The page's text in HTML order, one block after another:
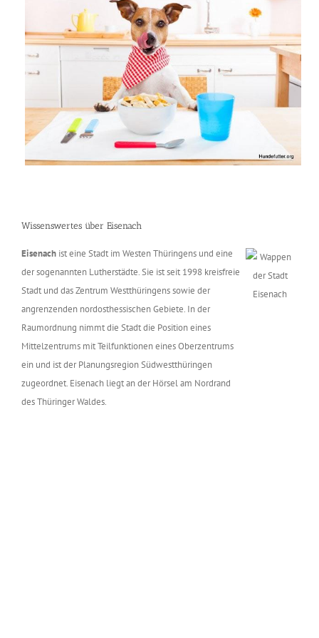
Wissenswertes über Eisenach
Eisenach ist eine Stadt im Westen Thüringens und eine
der sogenannten Lutherstädte. Sie ist seit 1998 kreisfreie
Stadt und das Zentrum Westthüringens sowie der
angrenzenden nordosthessischen Gebiete. In der
Raumordnung nimmt die Stadt die Position eines
Mittelzentrums mit Teilfunktionen eines Oberzentrums
ein und ist der Planungsregion Südwestthüringen
zugeordnet. Eisenach liegt an der Hörsel am Nordrand
des Thüringer Waldes.